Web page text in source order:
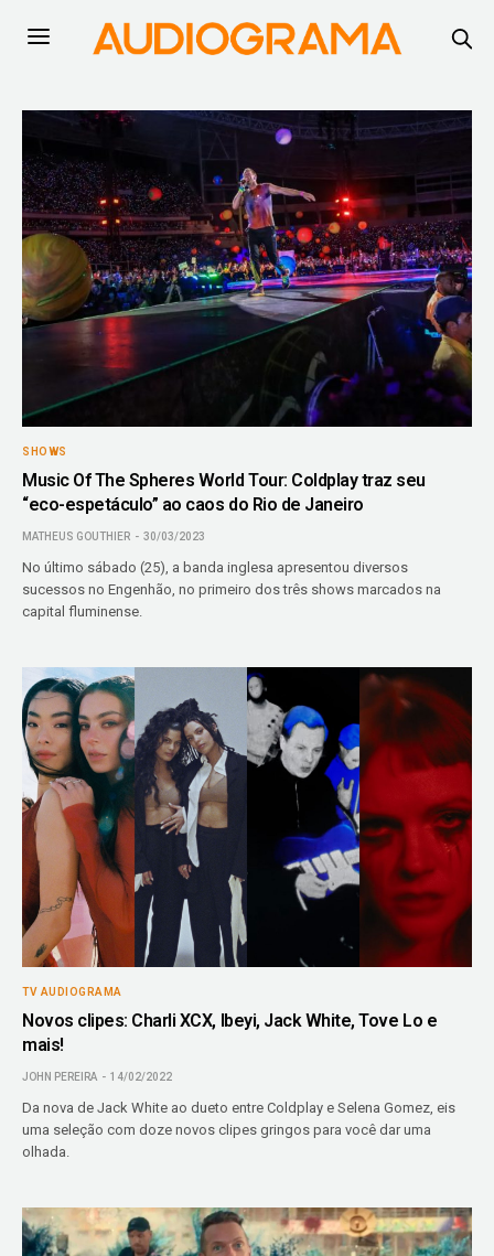
SHOWS
Music Of The Spheres World Tour: Coldplay traz seu
“eco-espetáculo” ao caos do Rio de Janeiro
MATHEUS GOUTHIER 30/03/2023
No último sábado (25), a banda inglesa apresentou diversos
sucessos no Engenhão, no primeiro dos três shows marcados na
capital fluminense.
TV AUDIOGRAMA
Novos clipes: Charli XCX, Ibeyi, Jack White, Tove Lo e
mais!
JOHN PEREIRA 14/02/2022
Da nova de Jack White ao dueto entre Coldplay e Selena Gomez, eis
uma seleção com doze novos clipes gringos para você dar uma
olhada.